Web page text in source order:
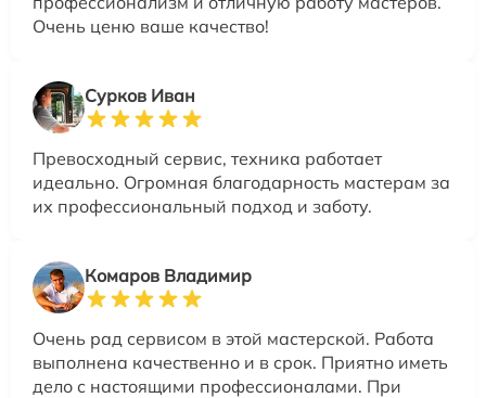
Очень ценю ваше качество!
Сурков Иван
Превосходный сервис, техника работает
идеально. Огромная благодарность мастерам за
их профессиональный подход и заботу.
Комаров Владимир
Очень рад сервисом в этой мастерской. Работа
выполнена качественно и в срок. Приятно иметь
дело с настоящими профессионалами. При